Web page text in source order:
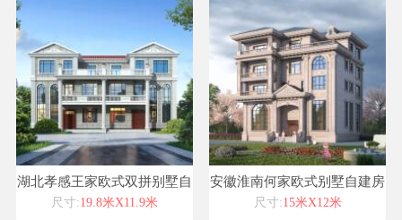
湖北孝感王家欧式双拼别墅自
建房设计图纸喜天下建筑设计
尺寸:19.8米X11.9米
安徽淮南何家欧式别墅自建房
设计图纸喜天下建筑设计
尺寸:15米X12米